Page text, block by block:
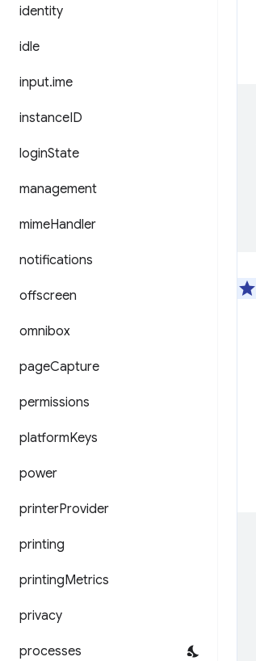
identity
idle
input.ime
instanceID
loginState
management
mimeHandler
notifications
offscreen
omnibox
pageCapture
permissions
platformKeys
power
printerProvider
printing
printingMetrics
privacy
processes